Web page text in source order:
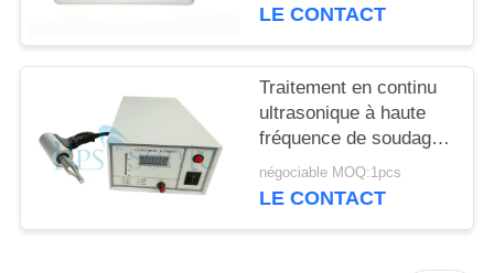
ultrasonique de main
LE CONTACT
Traitement en continu
ultrasonique à haute
fréquence de soudage
par points
négociable MOQ:1pcs
LE CONTACT